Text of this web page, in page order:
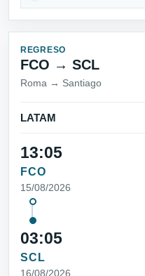
REGRESO
FCO → SCL
Roma → Santiago
LATAM
13:05
FCO
15/08/2026
03:05
SCL
16/08/2026